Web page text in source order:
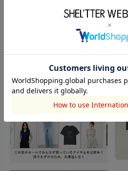
閲覧中カテゴリーのランキング
TOPICS